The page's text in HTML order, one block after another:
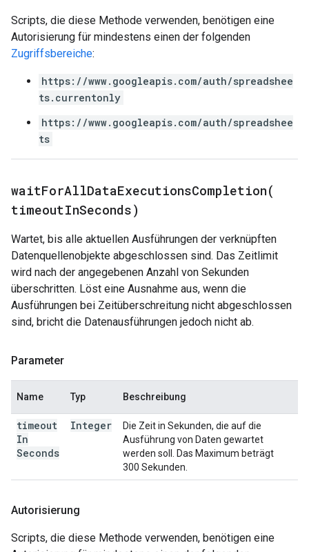
Scripts, die diese Methode verwenden, benötigen eine
Autorisierung für mindestens einen der folgenden
Zugriffsbereiche:
https://www.googleapis.com/auth/spreadshee
ts.currentonly
https://www.googleapis.com/auth/spreadshee
ts
waitForAllDataExecutionsCompletion(
timeoutInSeconds)
Wartet, bis alle aktuellen Ausführungen der verknüpften
Datenquellenobjekte abgeschlossen sind. Das Zeitlimit
wird nach der angegebenen Anzahl von Sekunden
überschritten. Löst eine Ausnahme aus, wenn die
Ausführungen bei Zeitüberschreitung nicht abgeschlossen
sind, bricht die Datenausführungen jedoch nicht ab.
Parameter
Name Typ Beschreibung
timeout
In
Seconds
Integer
Die Zeit in Sekunden, die auf die
Ausführung von Daten gewartet
werden soll. Das Maximum beträgt
300 Sekunden.
Autorisierung
Scripts, die diese Methode verwenden, benötigen eine